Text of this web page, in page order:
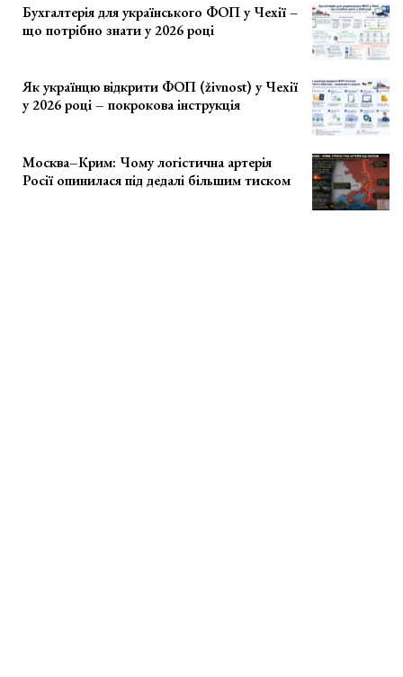
Бухгалтерія для українського ФОП у Чехії –
що потрібно знати у 2026 році
Як українцю відкрити ФОП (živnost) у Чехії
у 2026 році – покрокова інструкція
Москва–Крим: Чому логістична артерія
Росії опинилася під дедалі більшим тиском